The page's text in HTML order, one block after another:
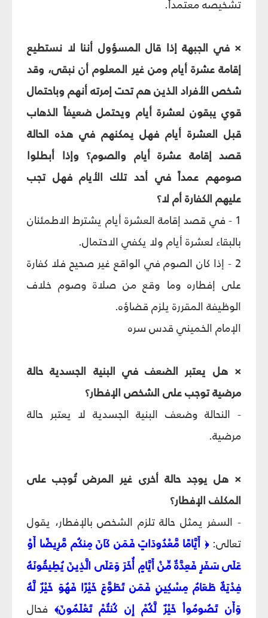
تشخيصه معتمداً.
× في الجبهة إذا قال المسؤول أننا لا نستطيع
إقامة عشرة أيام ومن غير المعلوم أن نبقى، وقد
شخص الأفراد الذين هم تحت إمرته أنهم وباحتمال
قوي يبقون لعشرة أيام ويحتمل ضعيفاً الذهاب
قبل العشرة أيام فهل يمكنهم في هذه الحالة
قصد إقامة عشرة أيام والصوم؟ وإذا أبطلوا
صومهم عمداً في أحد تلك الأيام فهل تجب
عليهم الكفارة أم لا؟
1 - في قصد إقامة العشرة أيام يشترط الاطمئنان
بالبقاء لعشرة أيام ولا يكفي الاحتمال.
2 - إذا كان الصوم في الواقع غير صحيح فلا كفارة
على إفطاره وما وقع من صلاة وصوم خلاف
الوظيفة المقررة يلزم قضاؤه.
الإمام الخميني قدس سره
× هل يعتبر الضعف في البنية الجسدية حالة
مرضية توجب على الشخص الإفطار؟
- النحالة وضعف البنية الجسدية لا يعتبر حالة
مرضية.
× هل يوجد حالة أخرى غير المرض تُوجب على
المكلف الإفطار؟
- السفر يمثل حالة تلزم الشخص بالإفطار، يقول
تعالى:﴿ أَيَّامًا مَّعْدُودَاتٍ فَمَن كَانَ مِنكُم مَّرِيضًا أَوْ
عَلَى سَفَرٍ فَعِدَّةٌ مِّنْ أَيَّامٍ أُخَرَ وَعَلَى الَّذِينَ يُطِيقُونَهُ
فِدْيَةٌ طَعَامُ مِسْكِينٍ فَمَن تَطَوَّعَ خَيْرًا فَهُوَ خَيْرٌ لَّهُ
وَأَن تَصُومُواْ خَيْرٌ لَّكُمْ إِن كُنتُمْ تَعْلَمُونَ﴾ فحال